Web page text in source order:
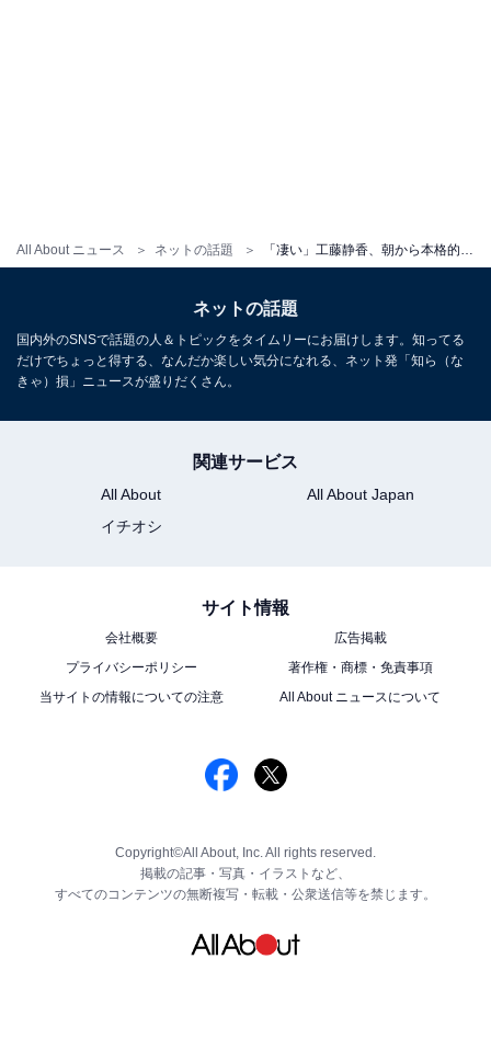
All About ニュース ネットの話題
ネットの話題
国内外のSNSで話題の人＆トピックをタイムリーにお届けします。知ってる
だけでちょっと得する、なんだか楽しい気分になれる、ネット発「知ら（な
きゃ）損」ニュースが盛りだくさん。
関連サービス
All About
All About Japan
イチオシ
サイト情報
会社概要
広告掲載
プライバシーポリシー
著作権・商標・免責事項
当サイトの情報についての注意
All About ニュースについて
Copyright©All About, Inc. All rights reserved.
掲載の記事・写真・イラストなど、
すべてのコンテンツの無断複写・転載・公衆送信等を禁じます。